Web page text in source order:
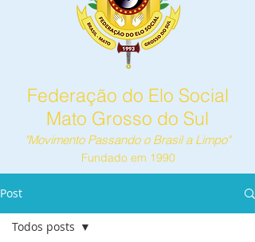
Federação do Elo Social
Mato Grosso do Sul
"Movimento Passando o Brasil a Limpo"
Fundado em 1990
Post
Todos posts